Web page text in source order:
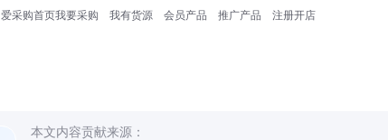
爱采购首页我要采购 我有货源 会员产品 推广产品 注册开店
本文内容贡献来源：